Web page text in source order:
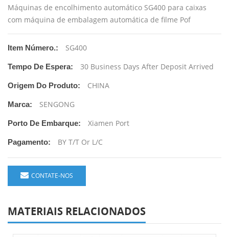
Máquinas de encolhimento automático SG400 para caixas
com máquina de embalagem automática de filme Pof
Item Número.: SG400
Tempo De Espera: 30 Business Days After Deposit Arrived
Origem Do Produto: CHINA
Marca: SENGONG
Porto De Embarque: Xiamen Port
Pagamento: BY T/T Or L/C
CONTATE-NOS
MATERIAIS RELACIONADOS